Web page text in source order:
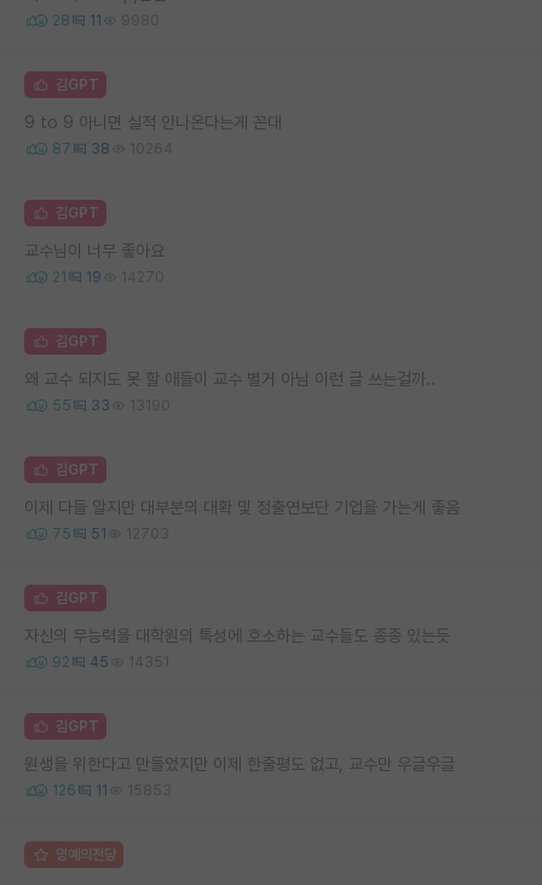
28 11 9980
김GPT
9 to 9 아니면 실적 안나온다는게 꼰대
87 38 10264
김GPT
교수님이 너무 좋아요
21 19 14270
김GPT
왜 교수 되지도 못 할 애들이 교수 별거 아님 이런 글 쓰는걸까..
55 33 13190
김GPT
이제 다들 알지만 대부분의 대확 및 정출연보단 기업을 가는게 좋음
75 51 12703
김GPT
자신의 무능력을 대학원의 특성에 호소하는 교수들도 종종 있는듯
92 45 14351
김GPT
원생을 위한다고 만들었지만 이제 한줄평도 없고, 교수만 우글우글
126 11 15853
명예의전당